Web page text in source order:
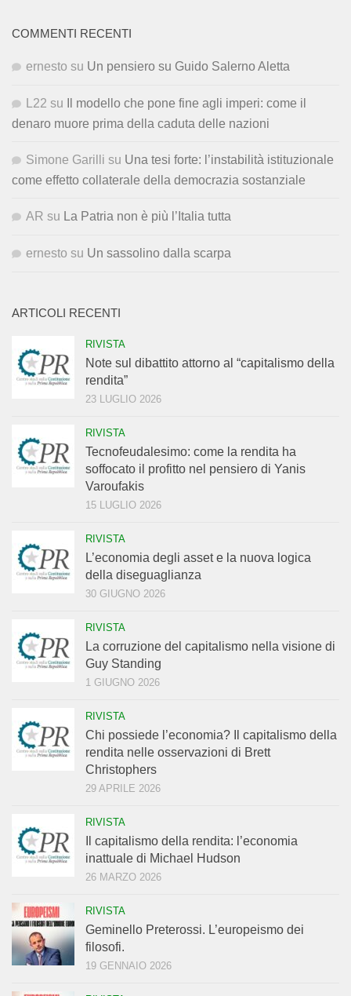
COMMENTI RECENTI
ernesto su Un pensiero su Guido Salerno Aletta
L22 su
Il modello che pone fine agli imperi: come il
denaro muore prima della caduta delle nazioni
Simone Garilli su Una tesi forte: l’instabilità istituzionale
come effetto collaterale della democrazia sostanziale
AR su La Patria non è più l’Italia tutta
ernesto su Un sassolino dalla scarpa
ARTICOLI RECENTI
RIVISTA
Note sul dibattito attorno al “capitalismo della
rendita”
23 LUGLIO 2026
RIVISTA
Tecnofeudalesimo: come la rendita ha
soffocato il profitto nel pensiero di Yanis
Varoufakis
15 LUGLIO 2026
RIVISTA
L’economia degli asset e la nuova logica
della diseguaglianza
30 GIUGNO 2026
RIVISTA
La corruzione del capitalismo nella visione di
Guy Standing
1 GIUGNO 2026
RIVISTA
Chi possiede l’economia? Il capitalismo della
rendita nelle osservazioni di Brett
Christophers
29 APRILE 2026
RIVISTA
Il capitalismo della rendita: l’economia
inattuale di Michael Hudson
26 MARZO 2026
RIVISTA
Geminello Preterossi. L’europeismo dei
filosofi.
19 GENNAIO 2026